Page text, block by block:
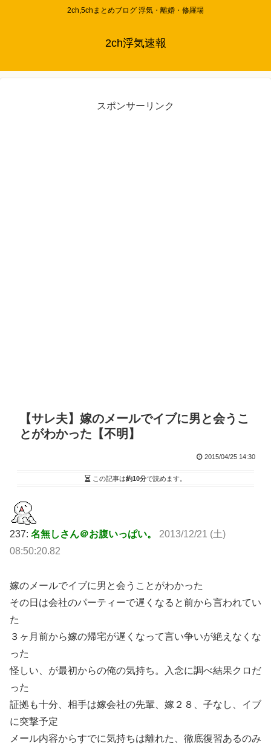
2ch,5chまとめブログ 浮気・離婚・修羅場
2ch浮気速報
スポンサーリンク
【サレ夫】嫁のメールでイブに男と会うこ
とがわかった【不明】
2015/04/25 14:30
この記事は約10分で読めます。
237: 名無しさん＠お腹いっぱい。 2013/12/21 (土)
08:50:20.82
嫁のメールでイブに男と会うことがわかった
その日は会社のパーティーで遅くなると前から言われてい
た
３ヶ月前から嫁の帰宅が遅くなって言い争いが絶えなくな
った
怪しい、が最初からの俺の気持ち。入念に調べ結果クロだ
った
証拠も十分、相手は嫁会社の先輩、嫁２８、子なし、イブ
に突撃予定
メール内容からすでに気持ちは離れた、徹底復習あるのみ